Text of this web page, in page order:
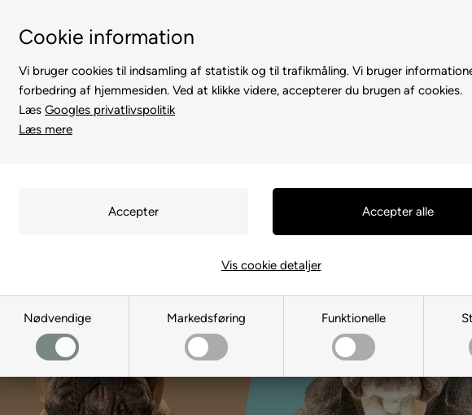
Cookie information
Vi bruger cookies til indsamling af statistik og til trafikmåling. Vi bruger
forbedring af hjemmesiden. Ved at klikke videre, accepterer du brugen af cookies.
Læs Googles privatlivspolitik
Læs mere
Nødvendige Markedsføring Funktionelle
Vis cookie detaljer
Rukka Pets
Du er her: Rukka Pets